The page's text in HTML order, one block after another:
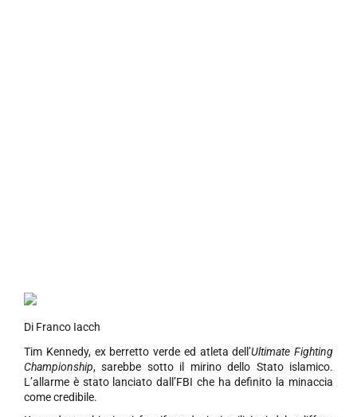
Di Franco Iacch
Tim Kennedy, ex berretto verde ed atleta dell’Ultimate Fighting
Championship, sarebbe sotto il mirino dello Stato islamico.
L’allarme è stato lanciato dall’FBI che ha definito la minaccia
come credibile.